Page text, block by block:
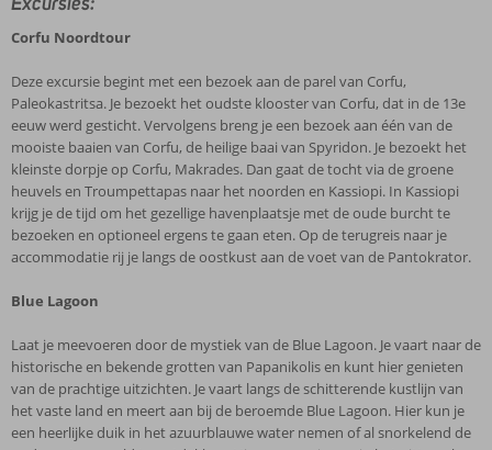
Corfu Noordtour
Deze excursie begint met een bezoek aan de parel van Corfu,
Paleokastritsa. Je bezoekt het oudste klooster van Corfu, dat in de 13e
eeuw werd gesticht. Vervolgens breng je een bezoek aan één van de
mooiste baaien van Corfu, de heilige baai van Spyridon. Je bezoekt het
kleinste dorpje op Corfu, Makrades. Dan gaat de tocht via de groene
heuvels en Troumpettapas naar het noorden en Kassiopi. In Kassiopi
krijg je de tijd om het gezellige havenplaatsje met de oude burcht te
bezoeken en optioneel ergens te gaan eten. Op de terugreis naar je
accommodatie rij je langs de oostkust aan de voet van de Pantokrator.
Blue Lagoon
Laat je meevoeren door de mystiek van de Blue Lagoon. Je vaart naar de
historische en bekende grotten van Papanikolis en kunt hier genieten
van de prachtige uitzichten. Je vaart langs de schitterende kustlijn van
het vaste land en meert aan bij de beroemde Blue Lagoon. Hier kun je
een heerlijke duik in het azuurblauwe water nemen of al snorkelend de